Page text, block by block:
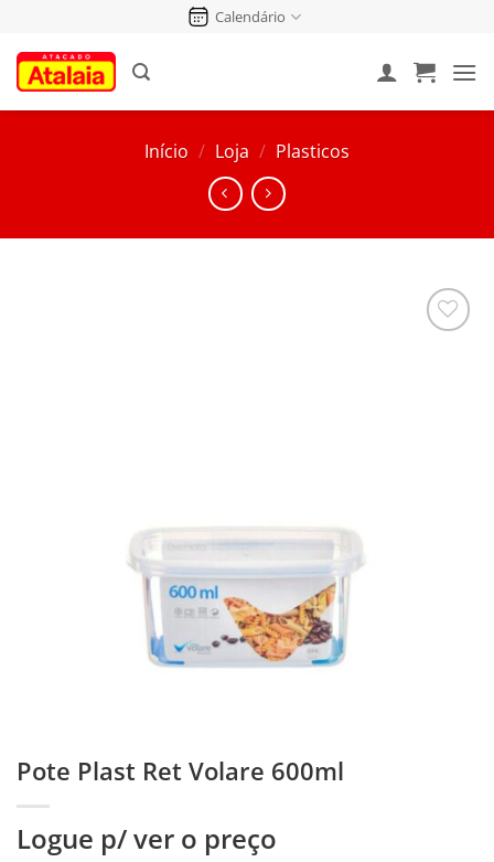
conteúdo
Calendário
Início / Loja / Plasticos
Pote Plast Ret Volare 600ml
Logue p/ ver o preço